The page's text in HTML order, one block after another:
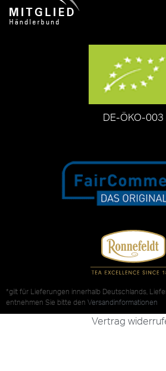
DE-ÖKO-003
*gilt für Lieferungen innerhalb Deutschlands,
entnehmen Sie bitte den Versandinformationen
Vertrag